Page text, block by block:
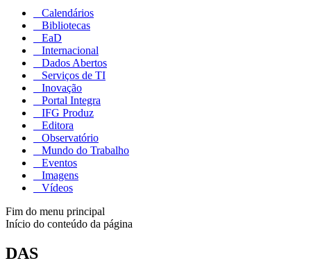
Calendários
Bibliotecas
EaD
Internacional
Dados Abertos
Serviços de TI
Inovação
Portal Integra
IFG Produz
Editora
Observatório
Mundo do Trabalho
Eventos
Imagens
Vídeos
Fim do menu principal
Início do conteúdo da página
DAS